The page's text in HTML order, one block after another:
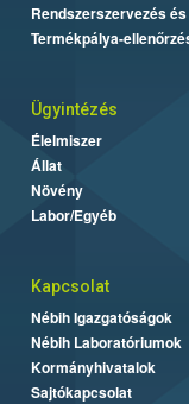
Rendszerszervezés
Termékpálya-
Ügyintézés
Élelmiszer
Állat
Növény
Labor/Egyéb
Kapcsolat
Nébih Igazgatóságok
Nébih Laboratóriumok
Kormányhivatalok
Sajtókapcsolat